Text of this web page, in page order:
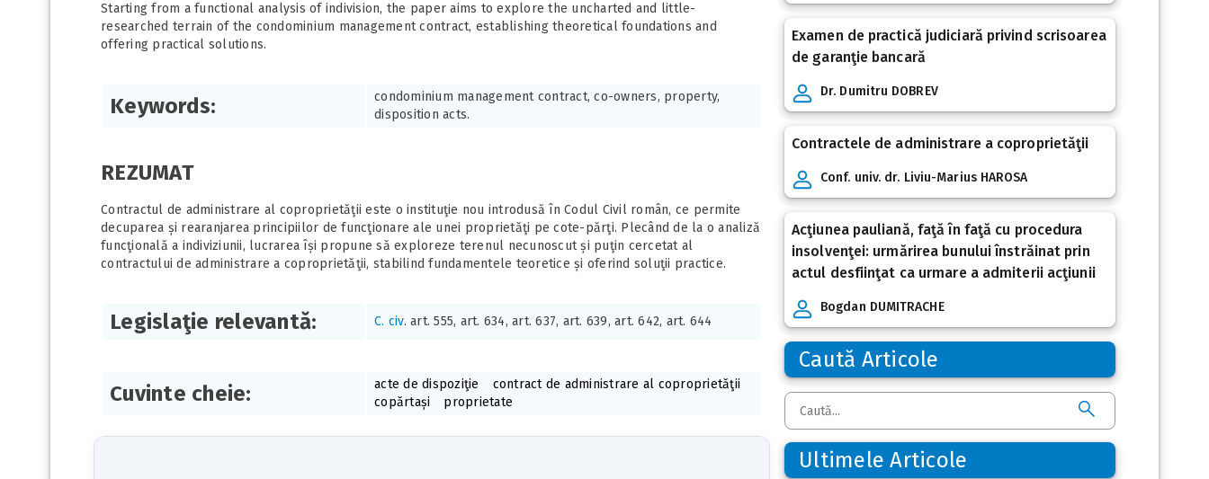
Starting from a functional analysis of indivision, the paper aims to explore the uncharted and little-
researched terrain of the condominium management contract, establishing theoretical foundations and
offering practical solutions.
Keywords:
condominium management contract, co-owners, property,
disposition acts.
REZUMAT
Contractul de administrare al coproprietăţii este o instituţie nou introdusă în Codul Civil român, ce permite
decuparea și rearanjarea principiilor de funcţionare ale unei proprietăţi pe cote-părţi. Plecând de la o analiză
funcţională a indiviziunii, lucrarea își propune să exploreze terenul necunoscut și puţin cercetat al
contractului de administrare a coproprietăţii, stabilind fundamentele teoretice și oferind soluţii practice.
Legislaţie relevantă: C. civ. art. 555, art. 634, art. 637, art. 639, art. 642, art. 644
Cuvinte cheie: acte de dispoziţie
contract de administrare al coproprietăţii
copărtași
proprietate
Examen de practică judiciară privind scrisoarea
de garanţie bancară
Dr. Dumitru DOBREV
Contractele de administrare a coproprietăţii
Conf. univ. dr. Liviu-Marius HAROSA
Acţiunea pauliană, faţă în faţă cu procedura
insolvenţei: urmărirea bunului înstrăinat prin
actul desfiinţat ca urmare a admiterii acţiunii
Bogdan DUMITRACHE
Caută Articole
Ultimele Articole